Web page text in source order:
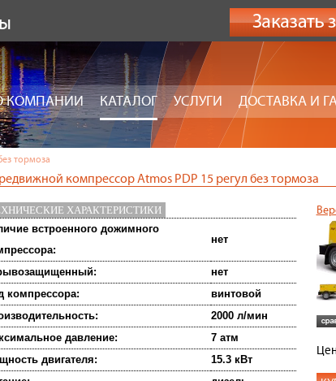
КОМПАНИИ КАТАЛОГ УСЛУГИ ДОСТАВКА И
тормоза
компрессор Atmos PDP 15 регул без тормоза
ХАРАКТЕРИСТИКИ
встроенного дожимного
нет
нет
компрессора:
винтовой
2000 л/мин
давление:
7 атм
двигателя:
15.3 кВт